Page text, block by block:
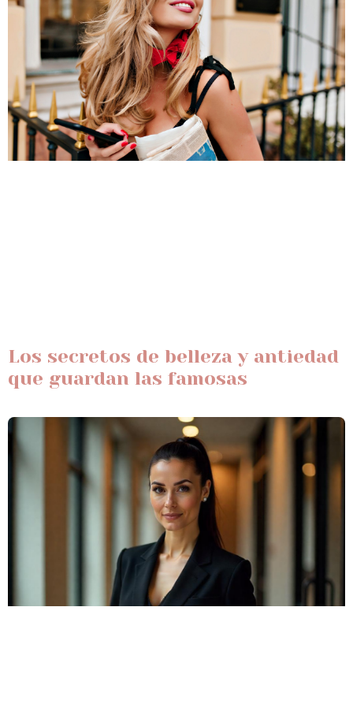
Los secretos de belleza y antiedad
que guardan las famosas